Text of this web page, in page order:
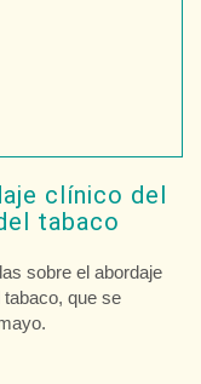
clínico del
tabaco
sobre el abordaje
que se